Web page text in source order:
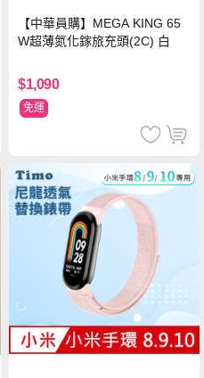
【中華員購】MEGA KING 65
W超薄氮化鎵旅充頭(2C) 白
$1,090
免運